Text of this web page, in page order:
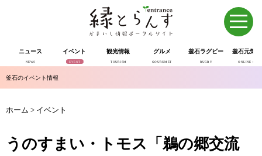
ニュース
NEWS
イベント
EVENT
観光情報
TOURISM
グルメ
GOURUMET
釜石ラグビー
RUGBY
釜石元気
ONLINE SHOP
釜石のイベント情報
ホーム > イベント
うのすまい・トモス「鵜の郷交流